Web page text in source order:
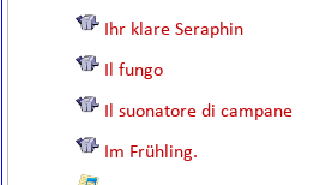
Ihr klare Seraphin
Il fungo
Il suonatore di campane
Im Frühling.